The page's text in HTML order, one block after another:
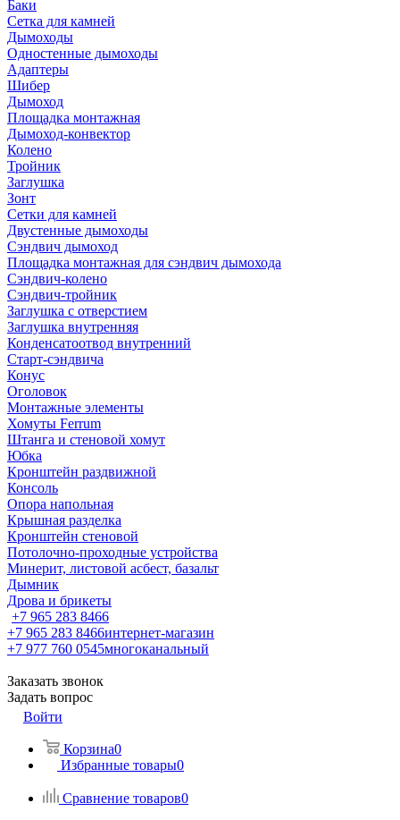
Баки
Сетка для камней
Дымоходы
Одностенные дымоходы
Адаптеры
Шибер
Дымоход
Площадка монтажная
Дымоход-конвектор
Колено
Тройник
Заглушка
Зонт
Сетки для камней
Двустенные дымоходы
Сэндвич дымоход
Площадка монтажная для сэндвич дымохода
Сэндвич-колено
Сэндвич-тройник
Заглушка с отверстием
Заглушка внутренняя
Конденсатоотвод внутренний
Старт-сэндвича
Конус
Оголовок
Монтажные элементы
Хомуты Ferrum
Штанга и стеновой хомут
Юбка
Кронштейн раздвижной
Консоль
Опора напольная
Крышная разделка
Кронштейн стеновой
Потолочно-проходные устройства
Минерит, листовой асбест, базальт
Дымник
Дрова и брикеты
+7 965 283 8466
+7 965 283 8466интернет-магазин
+7 977 760 0545многоканальный
Заказать звонок
Задать вопрос
Войти
Корзина0
Избранные товары0
Сравнение товаров0